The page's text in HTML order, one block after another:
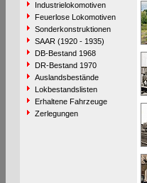
Industrielokomotiven
Feuerlose Lokomotiven
Sonderkonstruktionen
SAAR (1920 - 1935)
DB-Bestand 1968
DR-Bestand 1970
Auslandsbestände
Lokbestandslisten
Erhaltene Fahrzeuge
Zerlegungen